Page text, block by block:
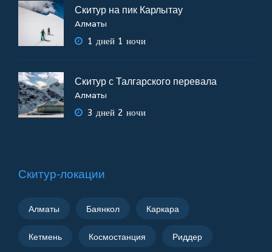
Скитур на пик Карлытау
Алматы
1 дней 1 ночи
Скитур с Талгарского перевала
Алматы
3 дней 2 ночи
Скитур-локации
Алматы Баянкол Каркара
Кетмень Космостанция Риддер